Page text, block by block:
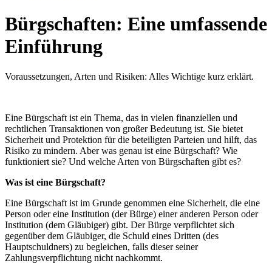
Bürgschaften: Eine umfassende
Einführung
Voraussetzungen, Arten und Risiken: Alles Wichtige kurz erklärt.
Eine Bürgschaft ist ein Thema, das in vielen finanziellen und
rechtlichen Transaktionen von großer Bedeutung ist. Sie bietet
Sicherheit und Protektion für die beteiligten Parteien und hilft, das
Risiko zu mindern. Aber was genau ist eine Bürgschaft? Wie
funktioniert sie? Und welche Arten von Bürgschaften gibt es?
Was ist eine Bürgschaft?
Eine Bürgschaft ist im Grunde genommen eine Sicherheit, die eine
Person oder eine Institution (der Bürge) einer anderen Person oder
Institution (dem Gläubiger) gibt. Der Bürge verpflichtet sich
gegenüber dem Gläubiger, die Schuld eines Dritten (des
Hauptschuldners) zu begleichen, falls dieser seiner
Zahlungsverpflichtung nicht nachkommt.